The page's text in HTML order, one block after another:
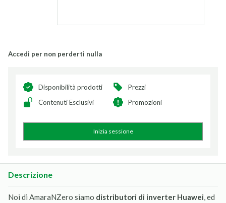
Accedi per non perderti nulla
Disponibilità prodotti
Prezzi
Contenuti Esclusivi
Promozioni
Inizia sessione
Descrizione
Noi di AmaraNZero siamo distributori di inverter Huawei, ed